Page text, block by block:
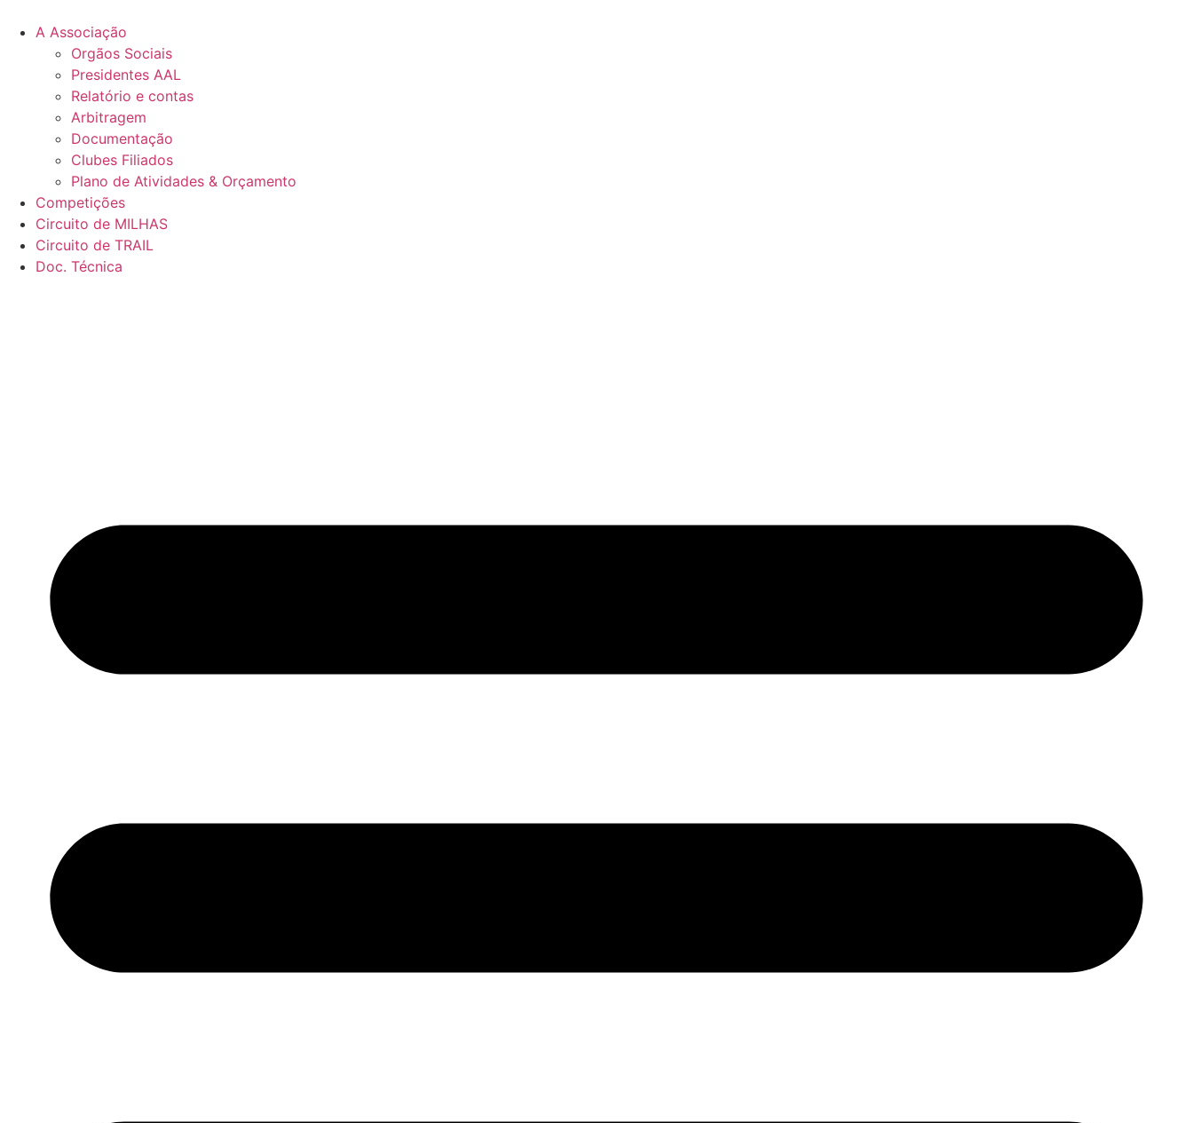
para
conteúdo
A Associação
Orgãos Sociais
Presidentes AAL
Relatório e contas
Arbitragem
Documentação
Clubes Filiados
Plano de Atividades & Orçamento
Competições
Circuito de MILHAS
Circuito de TRAIL
Doc. Técnica